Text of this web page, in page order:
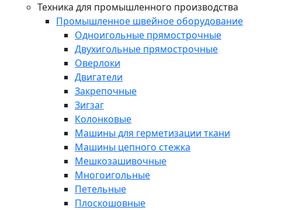
Техника для промышленного производства
Промышленное швейное оборудование
Одноигольные прямострочные
Двухигольные прямострочные
Оверлоки
Двигатели
Закрепочные
Зигзаг
Колонковые
Машины для герметизации ткани
Машины цепного стежка
Мешкозашивочные
Многоигольные
Петельные
Плоскошовные